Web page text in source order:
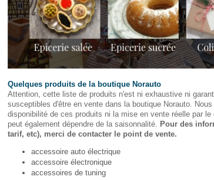
Quelques produits de la boutique Norauto
Attention, cette liste de produits n'est ni exhaustive ni
susceptibles d'être en vente dans la boutique Norauto.
disponibilité de ces produits ni la mise en vente réelle par
peut également dépendre de la saisonnalité.
Pour des
tarif, etc), merci de contacter le point de vente.
accessoire auto électrique
accessoire électronique
accessoires de tuning